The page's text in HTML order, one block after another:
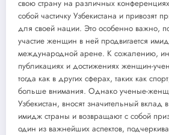
свою страну на различных
собой частичку Узбекистана и привозят
для своей нации. Это особенно важно,
участие женщин в ней продвигается
международной арене. К сожалению,
публикациях и достижениях женщин-
тогда как в других сферах, таких как
больше внимания. Однако ученые-
Узбекистан, вносят значительный вклад
имидж страны и возвращают с собой
один из важнейших аспектов,